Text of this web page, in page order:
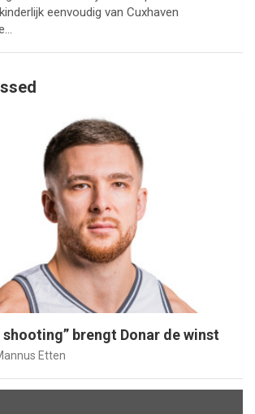
eenvoudig van Cuxhaven
shooting” brengt Donar de winst
Etten